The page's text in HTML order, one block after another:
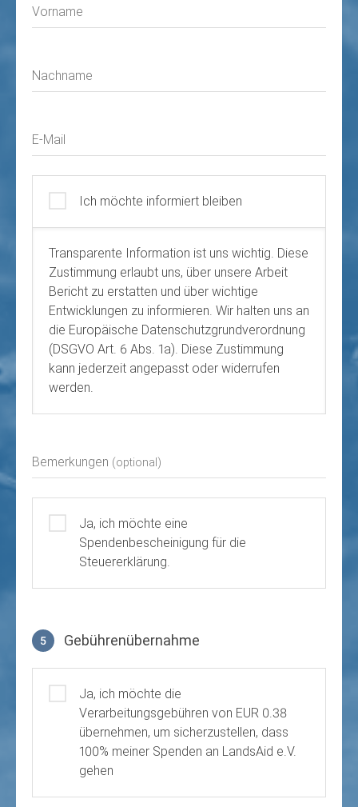
Vorname
Nachname
E-Mail
Ich möchte informiert bleiben
Transparente Information ist uns wichtig. Diese
Zustimmung erlaubt uns, über unsere Arbeit
Bericht zu erstatten und über wichtige
Entwicklungen zu informieren. Wir halten uns an
die Europäische Datenschutzgrundverordnung
(DSGVO Art. 6 Abs. 1a). Diese Zustimmung
kann jederzeit angepasst oder widerrufen
werden.
Bemerkungen (optional)
Ja, ich möchte eine
Spendenbescheinigung für die
Steuererklärung.
5 Gebührenübernahme
Ja, ich möchte die
Verarbeitungsgebühren von EUR 0.38
übernehmen, um sicherzustellen, dass
100% meiner Spenden an LandsAid e.V.
gehen